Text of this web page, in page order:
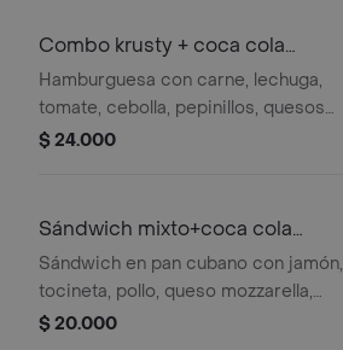
Combo krusty + coca cola
original 400 ml
Hamburguesa con carne, lechuga,
tomate, cebolla, pepinillos, quesos
americano, mozzarella, cheddar,
$ 24.000
Sándwich mixto+coca cola
original 400 ml
Sándwich en pan cubano con jamón,
tocineta, pollo, queso mozzarella,
tomate, lechuga y salsas de la casa. +
$ 20.000